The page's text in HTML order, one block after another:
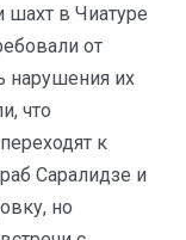
в Чиатуре
от
нарушения их
что
к
Саралидзе и
но